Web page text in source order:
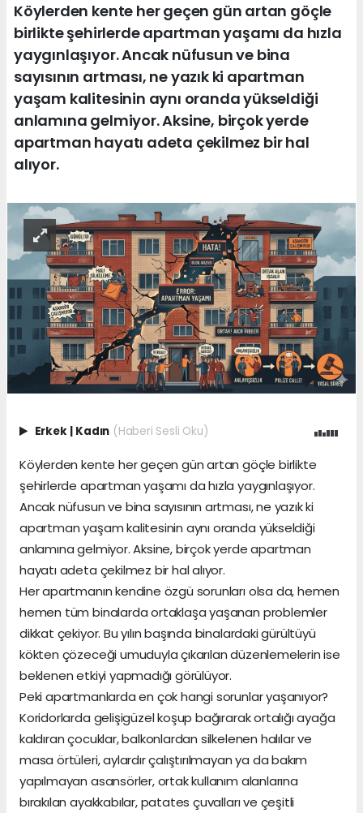
Köylerden kente her geçen gün artan göçle
birlikte şehirlerde apartman yaşamı da hızla
yaygınlaşıyor. Ancak nüfusun ve bina
sayısının artması, ne yazık ki apartman
yaşam kalitesinin aynı oranda yükseldiği
anlamına gelmiyor. Aksine, birçok yerde
apartman hayatı adeta çekilmez bir hal
alıyor.
Erkek | Kadın (Haberi Sesli Oku)
Köylerden kente her geçen gün artan göçle birlikte
şehirlerde apartman yaşamı da hızla yaygınlaşıyor.
Ancak nüfusun ve bina sayısının artması, ne yazık ki
apartman yaşam kalitesinin aynı oranda yükseldiği
anlamına gelmiyor. Aksine, birçok yerde apartman
hayatı adeta çekilmez bir hal alıyor.
Her apartmanın kendine özgü sorunları olsa da, hemen
hemen tüm binalarda ortaklaşa yaşanan problemler
dikkat çekiyor. Bu yılın başında binalardaki gürültüyü
kökten çözeceği umuduyla çıkarılan düzenlemelerin ise
beklenen etkiyi yapmadığı görülüyor.
Peki apartmanlarda en çok hangi sorunlar yaşanıyor?
Koridorlarda gelişigüzel koşup bağırarak ortalığı ayağa
kaldıran çocuklar, balkonlardan silkelenen halılar ve
masa örtüleri, aylardır çalıştırılmayan ya da bakım
yapılmayan asansörler, ortak kullanım alanlarına
bırakılan ayakkabılar, patates çuvalları ve çeşitli